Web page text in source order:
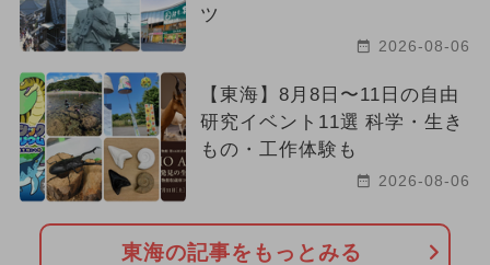
ツ
2026-08-06
【東海】8月8日〜11日の自由
研究イベント11選 科学・生き
もの・工作体験も
2026-08-06
東海の記事をもっとみる